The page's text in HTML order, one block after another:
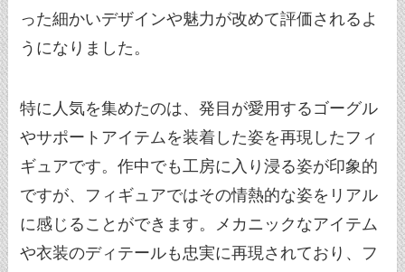
った細かいデザインや魅力が改めて評価されるよ
うになりました。
特に人気を集めたのは、発目が愛用するゴーグル
やサポートアイテムを装着した姿を再現したフィ
ギュアです。作中でも工房に入り浸る姿が印象的
ですが、フィギュアではその情熱的な姿をリアル
に感じることができます。メカニックなアイテム
や衣装のディテールも忠実に再現されており、フ